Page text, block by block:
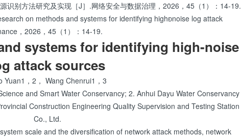
识别方法研究及实现［J］.网络安全与数据治理，2026，45（1）：14-19.
on methods and systems for identifying highnoise log attack
，2026，45（1）：14-19.
systems for identifying high-noise
attack sources
Yuan1，2， Wang Chenrui1，3
and Smart Water Conservancy; 2. Anhui Dayu Water Conservancy
Construction Engineering Quality Supervision and Testing Station
Co., Ltd.
scale and the diversification of network attack methods, network